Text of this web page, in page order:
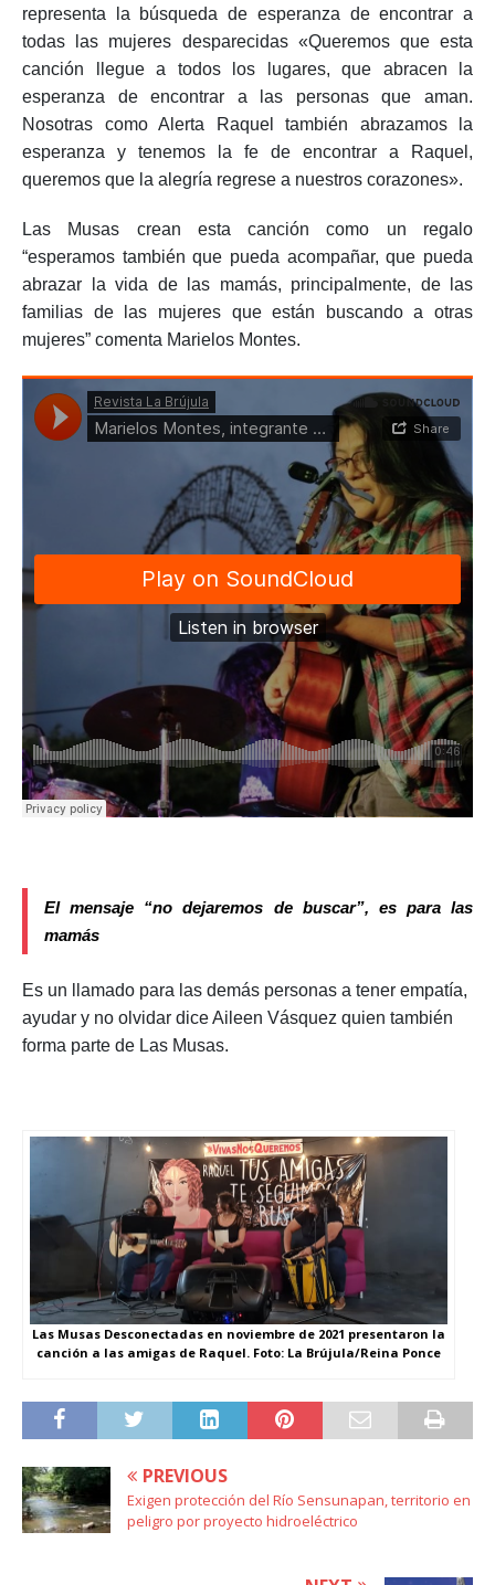
representa la búsqueda de esperanza de encontrar a
todas las mujeres desparecidas «Queremos que esta
canción llegue a todos los lugares, que abracen la
esperanza de encontrar a las personas que aman.
Nosotras como Alerta Raquel también abrazamos la
esperanza y tenemos la fe de encontrar a Raquel,
queremos que la alegría regrese a nuestros corazones».
Las Musas crean esta canción como un regalo
“esperamos también que pueda acompañar, que pueda
abrazar la vida de las mamás, principalmente, de las
familias de las mujeres que están buscando a otras
mujeres” comenta Marielos Montes.
El mensaje “no dejaremos de buscar”, es para las
mamás
Es un llamado para las demás personas a tener empatía,
ayudar y no olvidar dice Aileen Vásquez quien también
forma parte de Las Musas.
Las Musas Desconectadas en noviembre de 2021 presentaron la
canción a las amigas de Raquel. Foto: La Brújula/Reina Ponce
PREVIOUS
Exigen protección del Río Sensunapan, territorio en
peligro por proyecto hidroeléctrico